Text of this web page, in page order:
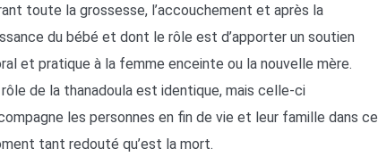
toute la grossesse, l’accouchement et après la
du bébé et dont le rôle est d’apporter un soutien
et pratique à la femme enceinte ou la nouvelle mère.
de la thanadoula est identique, mais celle-ci
les personnes en fin de vie et leur famille dans ce
tant redouté qu’est la mort.